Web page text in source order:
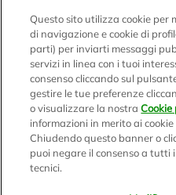
Logo Bennet
Seguici sui nostri canali
Scarica l'app
Questo sito utilizza cookie per
di navigazione e cookie di
parti) per inviarti messaggi
servizi in linea con i tuoi
consenso cliccando sul
gestire le tue preferenze
o visualizzare la nostraCookie
informazioni in merito ai
Chiudendo questo banner o
puoi negare il consenso a tutti
tecnici.